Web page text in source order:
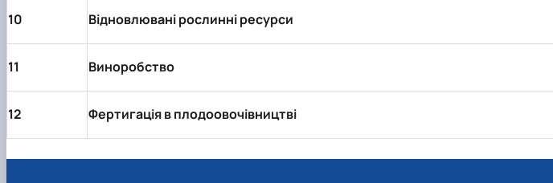
10 Відновлювані рослинні ресурси
11 Виноробство
12 Фертигація в плодоовочівництві